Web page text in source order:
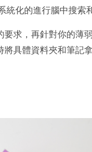
化的進行腦中搜索
求，再針對你的薄
具體資料夾和筆記